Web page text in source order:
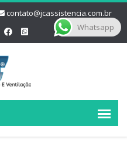
contato@jcassistencia.com.br
Whatsapp